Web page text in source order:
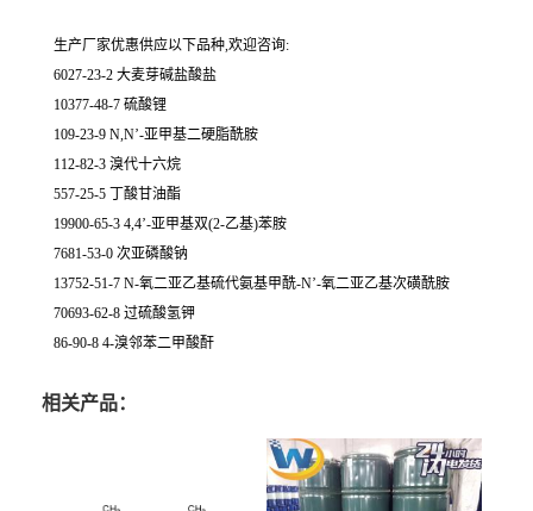
生产厂家优惠供应以下品种,欢迎咨询:
6027-23-2 大麦芽碱盐酸盐
10377-48-7 硫酸锂
109-23-9 N,N’-亚甲基二硬脂酰胺
112-82-3 溴代十六烷
557-25-5 丁酸甘油酯
19900-65-3 4,4’-亚甲基双(2-乙基)苯胺
7681-53-0 次亚磷酸钠
13752-51-7 N-氧二亚乙基硫代氨基甲酰-N’-氧二亚乙基次磺酰胺
70693-62-8 过硫酸氢钾
86-90-8 4-溴邻苯二甲酸酐
相关产品：